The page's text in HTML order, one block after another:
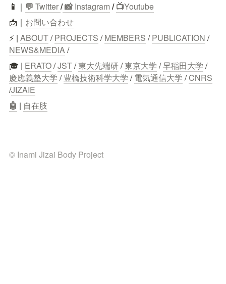
📱 ｜ 💬 Twitter/ 📸 Instagram / 📺Youtube
📩｜ お問い合わせ
⚡ | ABOUT / PROJECTS / MEMBERS / PUBLICATION /
NEWS&MEDIA /
🎓 | ERATO / JST / 東大先端研 / 東京大学 / 早稲田大学 /
慶應義塾大学 / 豊橋技術科学大学 / 電気通信大学 / CNRS
/JIZAIE
🤖 | 自在肢
© Inami Jizai Body Project